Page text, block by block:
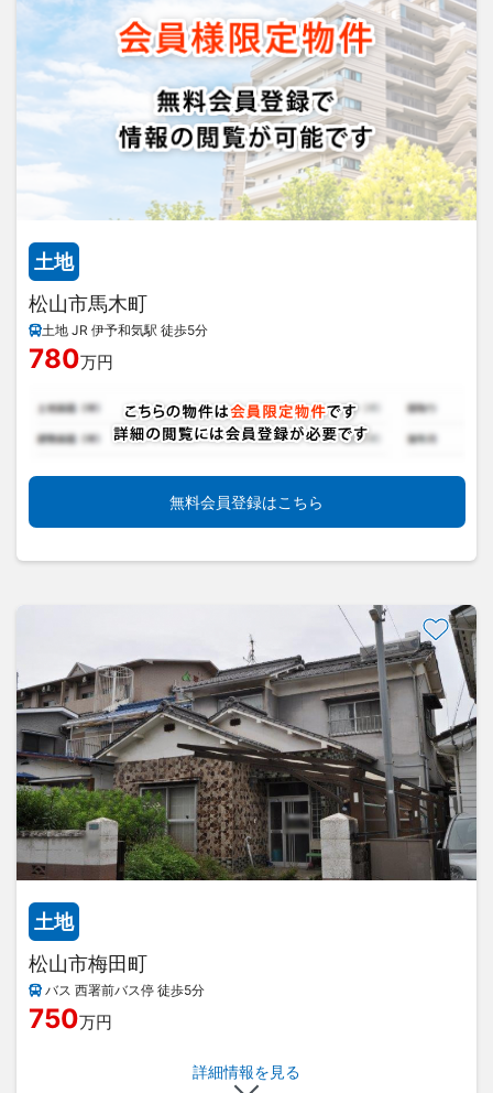
土地
松山市馬木町
土地 JR 伊予和気駅 徒歩5分
780万円
無料会員登録はこちら
土地
松山市梅田町
バス 西署前バス停 徒歩5分
750万円
詳細情報を見る